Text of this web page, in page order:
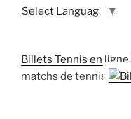
Select Language ▼
Billets Tennis en ligne
matchs de tennis